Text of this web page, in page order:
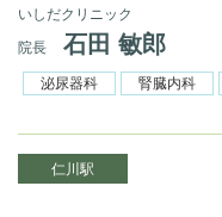
いしだクリニック
院長
石田 敏郎
泌尿器科 腎臓内科
仁川駅